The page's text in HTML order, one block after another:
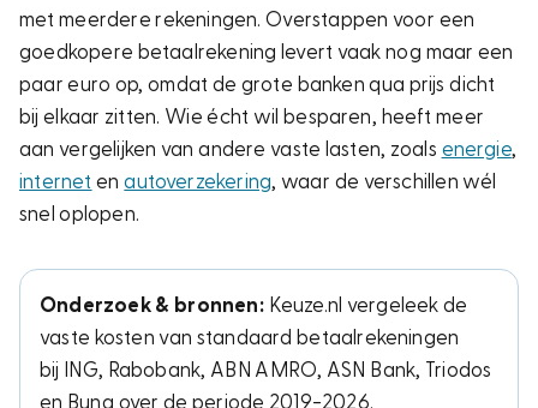
met meerdere rekeningen. Overstappen voor een
goedkopere betaalrekening levert vaak nog maar een
paar euro op, omdat de grote banken qua prijs dicht
bij elkaar zitten. Wie écht wil besparen, heeft meer
aan vergelijken van andere vaste lasten, zoals energie,
internet enautoverzekering, waar de verschillen wél
snel oplopen.
Onderzoek & bronnen: Keuze.nl vergeleek de
vaste kosten van standaard betaalrekeningen
bij ING, Rabobank, ABN AMRO, ASN Bank, Triodos
en Bunq over de periode 2019-2026.